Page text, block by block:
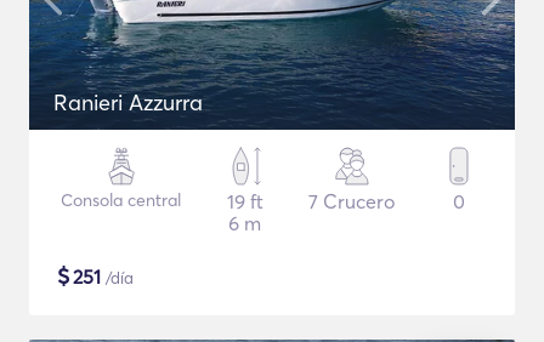
Ranieri Azzurra
Consola central
19 ft
6 m
7 Crucero 0
$251 /día